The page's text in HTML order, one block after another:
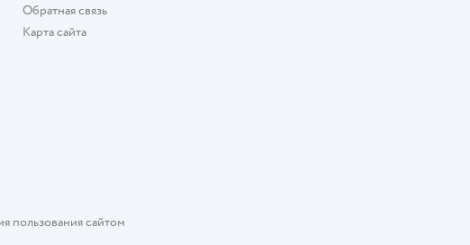
Обратная связь
Карта сайта
пользования сайтом